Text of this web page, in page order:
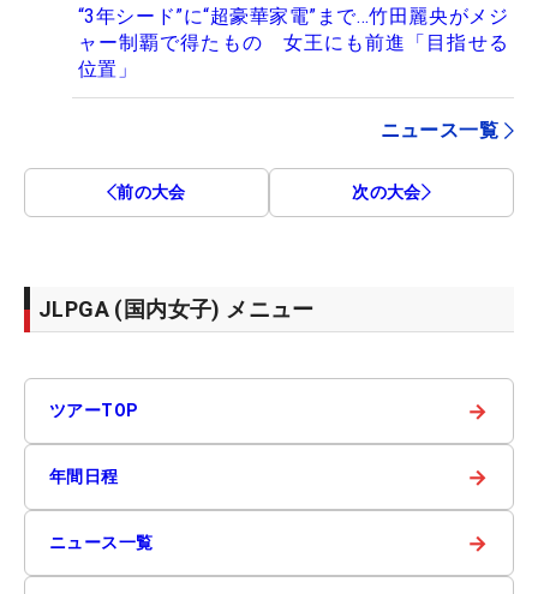
“3年シード”に“超豪華家電”まで…竹田麗央がメジ
ャー制覇で得たもの 女王にも前進「目指せる
位置」
ニュース一覧
前の大会 次の大会
JLPGA (国内女子) メニュー
ツアーTOP →
年間日程 →
ニュース一覧 →